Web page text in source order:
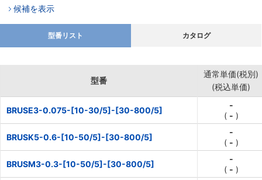
候補を表示
型番リスト カタログ
型番
通常単価(税別)
(税込単価)
BRUSE3-0.075-[10-30/5]-[30-800/5]
-
( - )
BRUSK5-0.6-[10-50/5]-[30-800/5]
-
( - )
BRUSM3-0.3-[10-50/5]-[30-800/5]
-
( - )